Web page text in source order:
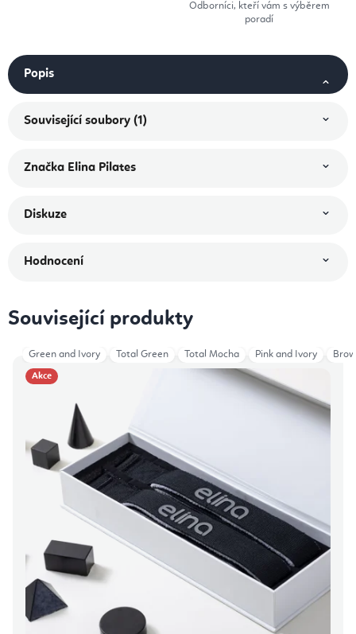
Odborníci, kteří vám s výběrem
poradí
Popis
Související soubory (1)
Značka Elina Pilates
Diskuze
Hodnocení
Související produkty
Akce
Green and Ivory Total Green Total Mocha Pink and Ivory